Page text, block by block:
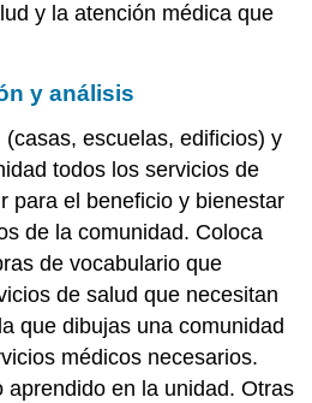
y la atención médica que
y análisis
escuelas, edificios) y
todos los servicios de
para el beneficio y bienestar
de la comunidad. Coloca
de vocabulario que
de salud que necesitan
que dibujas una comunidad
médicos necesarios.
aprendido en la unidad. Otras